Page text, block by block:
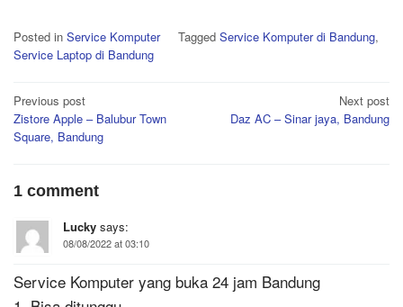
Posted in Service Komputer Tagged Service Komputer di Bandung,
Service Laptop di Bandung
Post
navigation
Previous post
Zistore Apple – Balubur Town
Square, Bandung
Next post
Daz AC – Sinar jaya, Bandung
1 comment
Lucky says:
08/08/2022 at 03:10
Service Komputer yang buka 24 jam Bandung